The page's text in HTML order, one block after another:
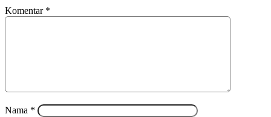
Komentar *
Nama *